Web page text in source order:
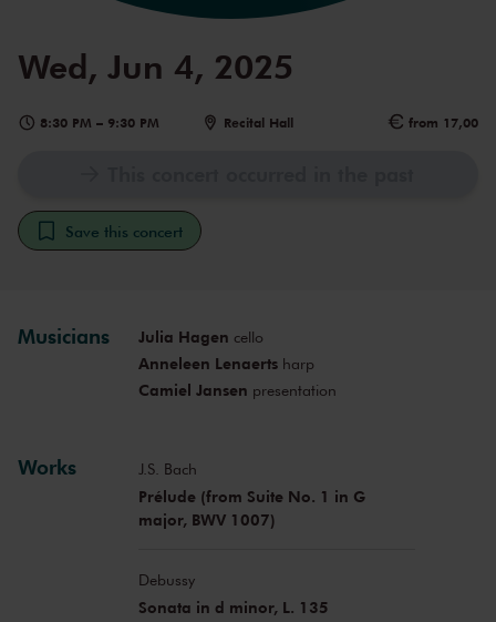
Wed, Jun 4, 2025
8:30 PM – 9:30 PM Recital Hall from 17,00
Save this concert
Musicians Julia Hagen cello
Anneleen Lenaertsharp
Camiel Jansen presentation
Works J.S. Bach
Prélude (from Suite No. 1 in G
major, BWV 1007)
Debussy
Sonata in d minor, L. 135